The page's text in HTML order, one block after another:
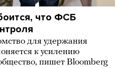
что ФСБ
для удержания
к усилению
пишет Bloomberg